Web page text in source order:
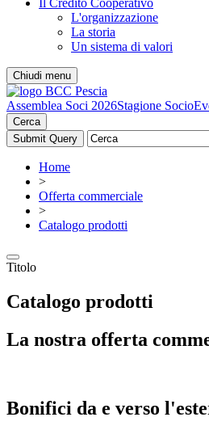
Il Credito Cooperativo
L'organizzazione
La storia
Un sistema di valori
Chiudi menu
Assemblea Soci 2026Stagione Socio
Cerca
Home
>
Offerta commerciale
>
Catalogo prodotti
Titolo
Catalogo prodotti
La nostra offerta
Bonifici da e verso